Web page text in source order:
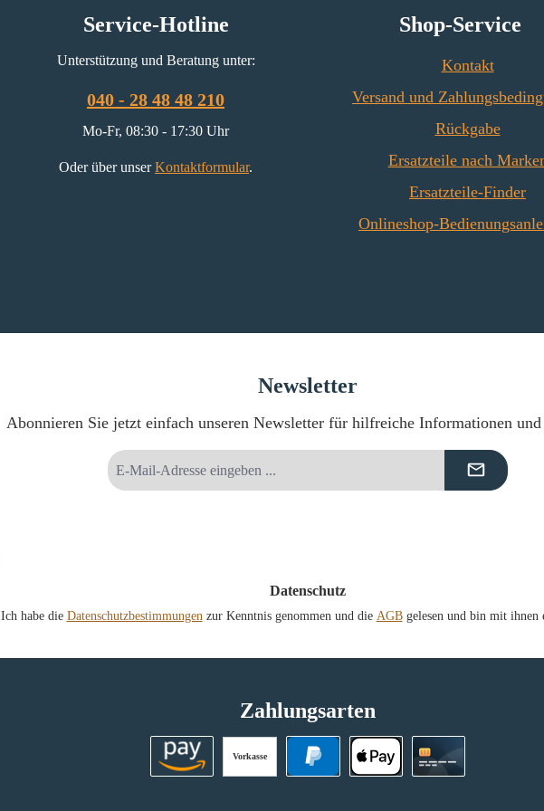
Service-Hotline
Unterstützung und Beratung unter:
040 - 28 48 48 210
Mo-Fr, 08:30 - 17:30 Uhr
Oder über unserKontaktformular.
Shop-Service
Kontakt
Versand und
Rückgabe
Ersatzteile nach
Ersatzteile-Finder
Onlineshop-
Newsletter
Abonnieren Sie jetzt einfach unseren Newsletter für hilfreiche Informationen
E-
Mail-
Datenschutz
Ich habe die Datenschutzbestimmungenzur Kenntnis genommen und die AGBgelesen und bin mit ihnen
Zahlungsarten
Vorkasse